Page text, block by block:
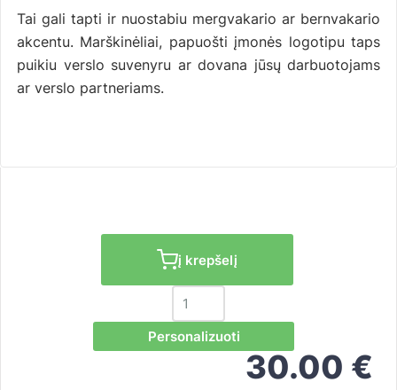
Tai gali tapti ir nuostabiu mergvakario ar bernvakario
akcentu. Marškinėliai, papuošti įmonės logotipu taps
puikiu verslo suvenyru ar dovana jūsų darbuotojams
ar verslo partneriams.
30.00 €
Personalizuoti
į krepšelį